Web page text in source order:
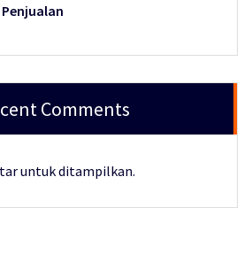
Comments
untuk ditampilkan.